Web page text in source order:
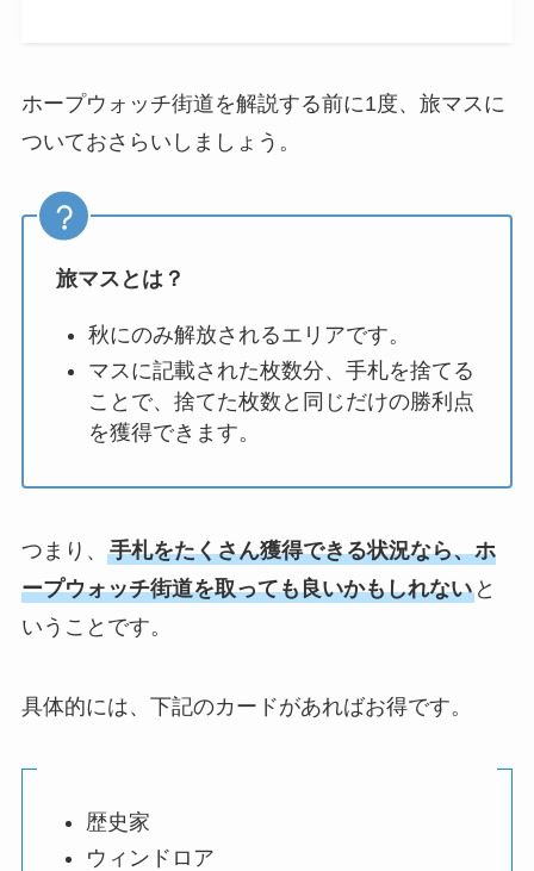
ホープウォッチ街道を解説する前に1度、旅マスに
ついておさらいしましょう。
旅マスとは？
秋にのみ解放されるエリアです。
マスに記載された枚数分、手札を捨てる
ことで、捨てた枚数と同じだけの勝利点
を獲得できます。
つまり、 手札をたくさん獲得できる状況なら、ホ
ープウォッチ街道を取っても良いかもしれないと
いうことです。
具体的には、下記のカードがあればお得です。
歴史家
ウィンドロア